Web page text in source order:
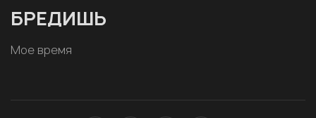
БРЕДИШЬ
Мое время